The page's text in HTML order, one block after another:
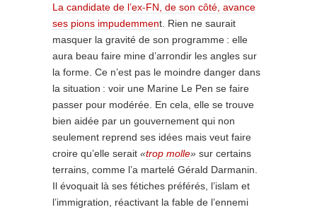
La candidate de l’ex-FN, de son côté, avance
ses pions impudemment. Rien ne saurait
masquer la gravité de son programme : elle
aura beau faire mine d’arrondir les angles sur
la forme. Ce n’est pas le moindre danger dans
la situation : voir une Marine Le Pen se faire
passer pour modérée. En cela, elle se trouve
bien aidée par un gouvernement qui non
seulement reprend ses idées mais veut faire
croire qu’elle serait «trop molle» sur certains
terrains, comme l’a martelé Gérald Darmanin.
Il évoquait là ses fétiches préférés, l’islam et
l’immigration, réactivant la fable de l’ennemi